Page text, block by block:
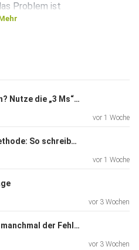
Problem ist
Keine Content-Ideen? Nutze die „3 Ms“-Strategie für Social Media
vor 1 Woche
Die Rotkäppchen Methode: So schreibst Du fesselnde Social Media Posts in 5 Schritten
vor 1 Woche
vor 3 Wochen
Warum Durchhalten manchmal der Fehler ist
vor 3 Wochen